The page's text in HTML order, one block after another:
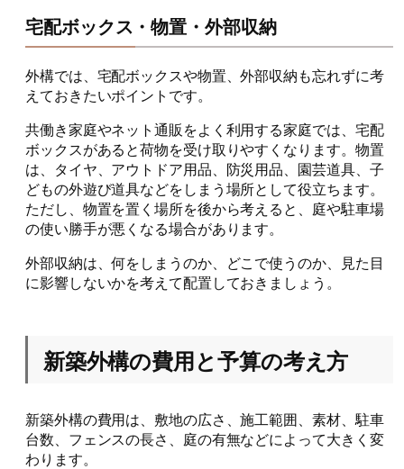
宅配ボックス・物置・外部収納
外構では、宅配ボックスや物置、外部収納も忘れずに考
えておきたいポイントです。
共働き家庭やネット通販をよく利用する家庭では、宅配
ボックスがあると荷物を受け取りやすくなります。物置
は、タイヤ、アウトドア用品、防災用品、園芸道具、子
どもの外遊び道具などをしまう場所として役立ちます。
ただし、物置を置く場所を後から考えると、庭や駐車場
の使い勝手が悪くなる場合があります。
外部収納は、何をしまうのか、どこで使うのか、見た目
に影響しないかを考えて配置しておきましょう。
新築外構の費用と予算の考え方
新築外構の費用は、敷地の広さ、施工範囲、素材、駐車
台数、フェンスの長さ、庭の有無などによって大きく変
わります。